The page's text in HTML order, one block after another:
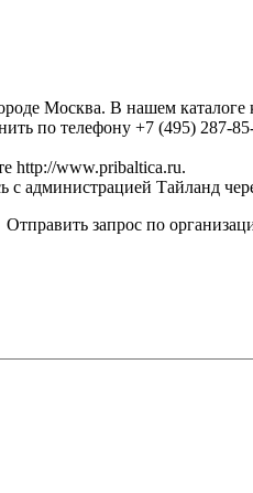
Москва. В нашем
по телефону +7 (495) 287-
http://www.pribaltica.ru.
администрацией Тайланд
Отправить запрос по